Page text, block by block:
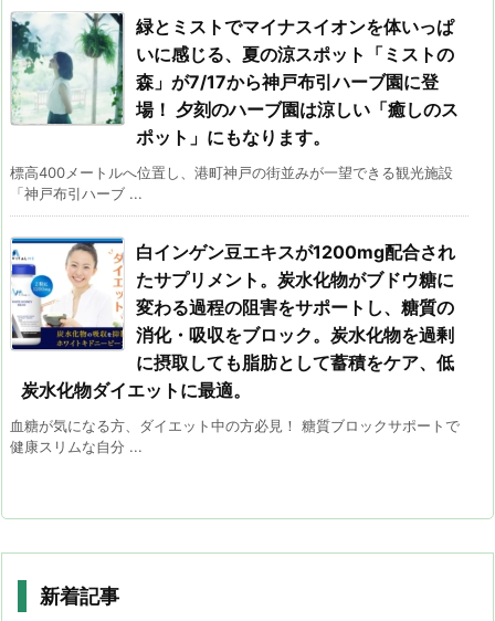
緑とミストでマイナスイオンを体いっぱ
いに感じる、夏の涼スポット「ミストの
森」が7/17から神戸布引ハーブ園に登
場！ 夕刻のハーブ園は涼しい「癒しのス
ポット」にもなります。
標高400メートルへ位置し、港町神戸の街並みが一望できる観光施設
「神戸布引ハーブ ...
白インゲン豆エキスが1200mg配合され
たサプリメント。炭水化物がブドウ糖に
変わる過程の阻害をサポートし、糖質の
消化・吸収をブロック。炭水化物を過剰
に摂取しても脂肪として蓄積をケア、低
炭水化物ダイエットに最適。
血糖が気になる方、ダイエット中の方必見！ 糖質ブロックサポートで
健康スリムな自分 ...
新着記事